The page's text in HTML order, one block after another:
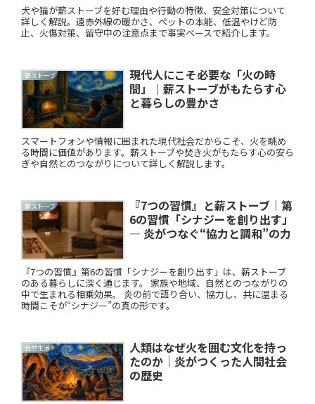
犬や猫が薪ストーブを好む理由や行動の特徴、安全対策について
詳しく解説。遠赤外線の暖かさ、ペットの本能、低温やけど防
止、火傷対策、留守中の注意点まで事実ベースで紹介します。
薪ストーブ
現代人にこそ必要な「火の時
間」｜薪ストーブがもたらす心
と暮らしの豊かさ
スマートフォンや情報に囲まれた現代社会だからこそ、火を眺め
る時間に価値があります。薪ストーブや焚き火がもたらす心の安ら
ぎや自然とのつながりについて詳しく解説します。
薪ストーブ
『7つの習慣』と薪ストーブ｜第
6の習慣「シナジーを創り出す」
― 炎がつなぐ“協力と調和”の力
『7つの習慣』第6の習慣「シナジーを創り出す」は、薪ストーブ
のある暮らしに深く通じます。 家族や地域、自然とのつながりの
中で生まれる相乗効果。 炎の前で語り合い、協力し、共に温まる
時間こそが“シナジー”の真の形です。
自然生活
人類はなぜ火を囲む文化を持っ
たのか｜炎がつくった人間社会
の歴史